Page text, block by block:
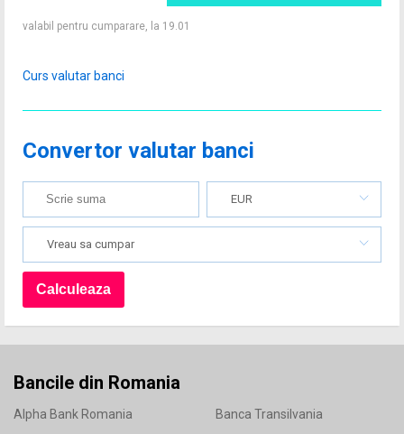
valabil pentru cumparare, la 19.01
Curs valutar banci
Convertor valutar banci
EUR
Vreau sa cumpar
Bancile din Romania
Alpha Bank Romania
Banca Transilvania